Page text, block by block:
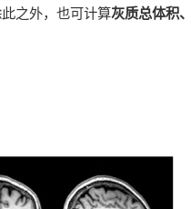
之外，也可计算灰质总体积